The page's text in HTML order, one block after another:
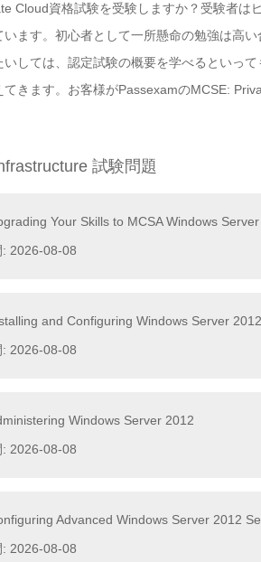
Cloud資格試験を受験しますか？受験者
ます。初心者として一所懸命の勉強は高
しては、認定試験の概要を学べるといっ
てきます。お客様がPassexamのMCSE:
試験問題
Your Skills to MCSA Windows
2026-08-08
and Configuring Windows Server 2012
2026-08-08
Windows Server 2012
2026-08-08
Advanced Windows Server 2012
2026-08-08